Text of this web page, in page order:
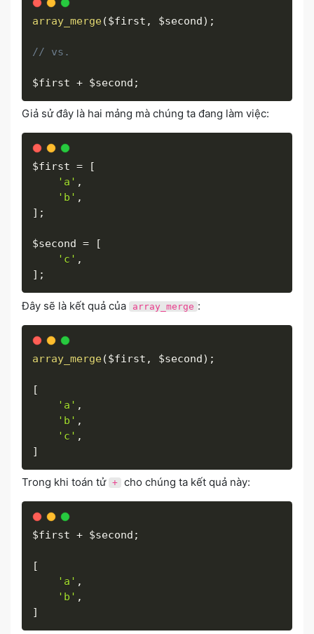
array_merge($first , $second) ;
// vs.
$first + $second ;
Giả sử đây là hai mảng mà chúng ta đang làm việc:
$first =
[
'a' ,
'b' ,
] ;
$second =
[
'c' ,
] ;
Đây sẽ là kết quả của array_merge :
array_merge($first , $second) ;
[
'a' ,
'b' ,
'c' ,
]
Trong khi toán tử + cho chúng ta kết quả này:
$first + $second ;
[
'a' ,
'b' ,
]